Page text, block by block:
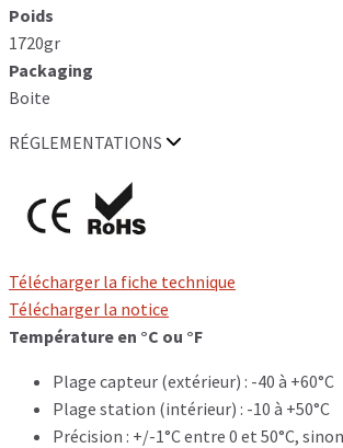
Poids
1720gr
Packaging
Boite
RÉGLEMENTATIONS
Télécharger la fiche technique
Télécharger la notice
Température en °C ou °F
Plage capteur (extérieur) : -40 à +60°C
Plage station (intérieur) : -10 à +50°C
Précision : +/-1°C entre 0 et 50°C,